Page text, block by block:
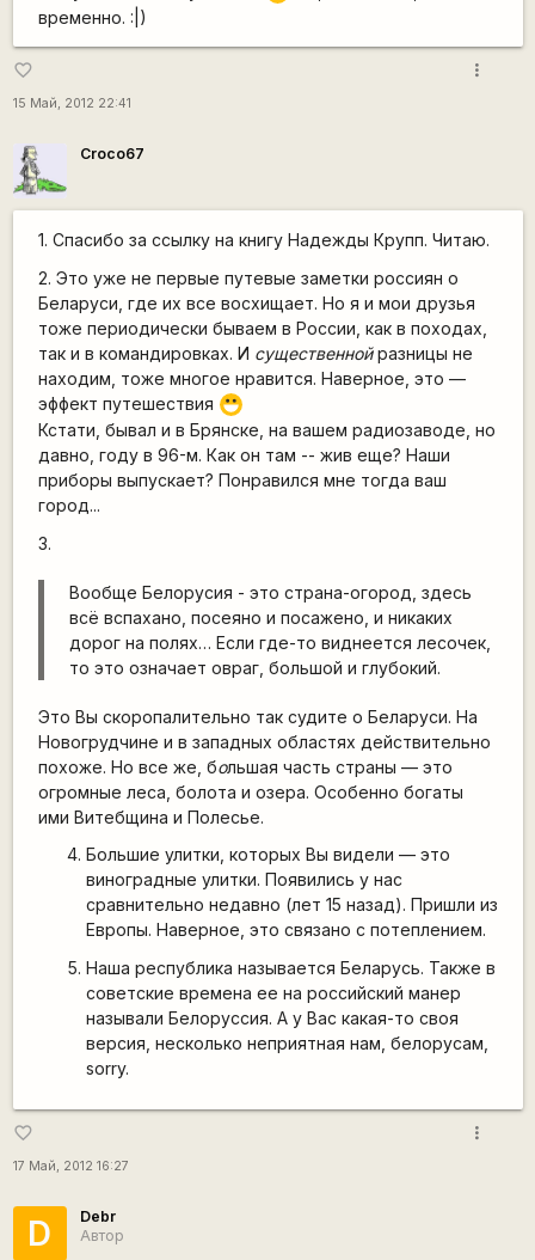
временно. :|)
favorite_border
15 Май, 2012 22:41
more_vert
Сroco67
1. Спасибо за ссылку на книгу Надежды Крупп. Читаю.
2. Это уже не первые путевые заметки россиян о
Беларуси, где их все восхищает. Но я и мои друзья
тоже периодически бываем в России, как в походах,
так и в командировках. И существеннойразницы не
находим, тоже многое нравится. Наверное, это —
эффект путешествия :D
Кстати, бывал и в Брянске, на вашем радиозаводе, но
давно, году в 96-м. Как он там -- жив еще? Наши
приборы выпускает? Понравился мне тогда ваш
город...
3.
Вообще Белорусия - это страна-огород, здесь
всё вспахано, посеяно и посажено, и никаких
дорог на полях… Если где-то виднеется лесочек,
то это означает овраг, большой и глубокий.
Это Вы скоропалительно так судите о Беларуси. На
Новогрудчине и в западных областях действительно
похоже. Но все же, большая часть страны — это
огромные леса, болота и озера. Особенно богаты
ими Витебщина и Полесье.
Большие улитки, которых Вы видели — это
виноградные улитки. Появились у нас
сравнительно недавно (лет 15 назад). Пришли из
Европы. Наверное, это связано с потеплением.
Наша республика называется Беларусь. Также в
советские времена ее на российский манер
называли Белоруссия. А у Вас какая-то своя
версия, несколько неприятная нам, белорусам,
sorry.
favorite_border
17 Май, 2012 16:27
more_vert
D
Debr
Автор